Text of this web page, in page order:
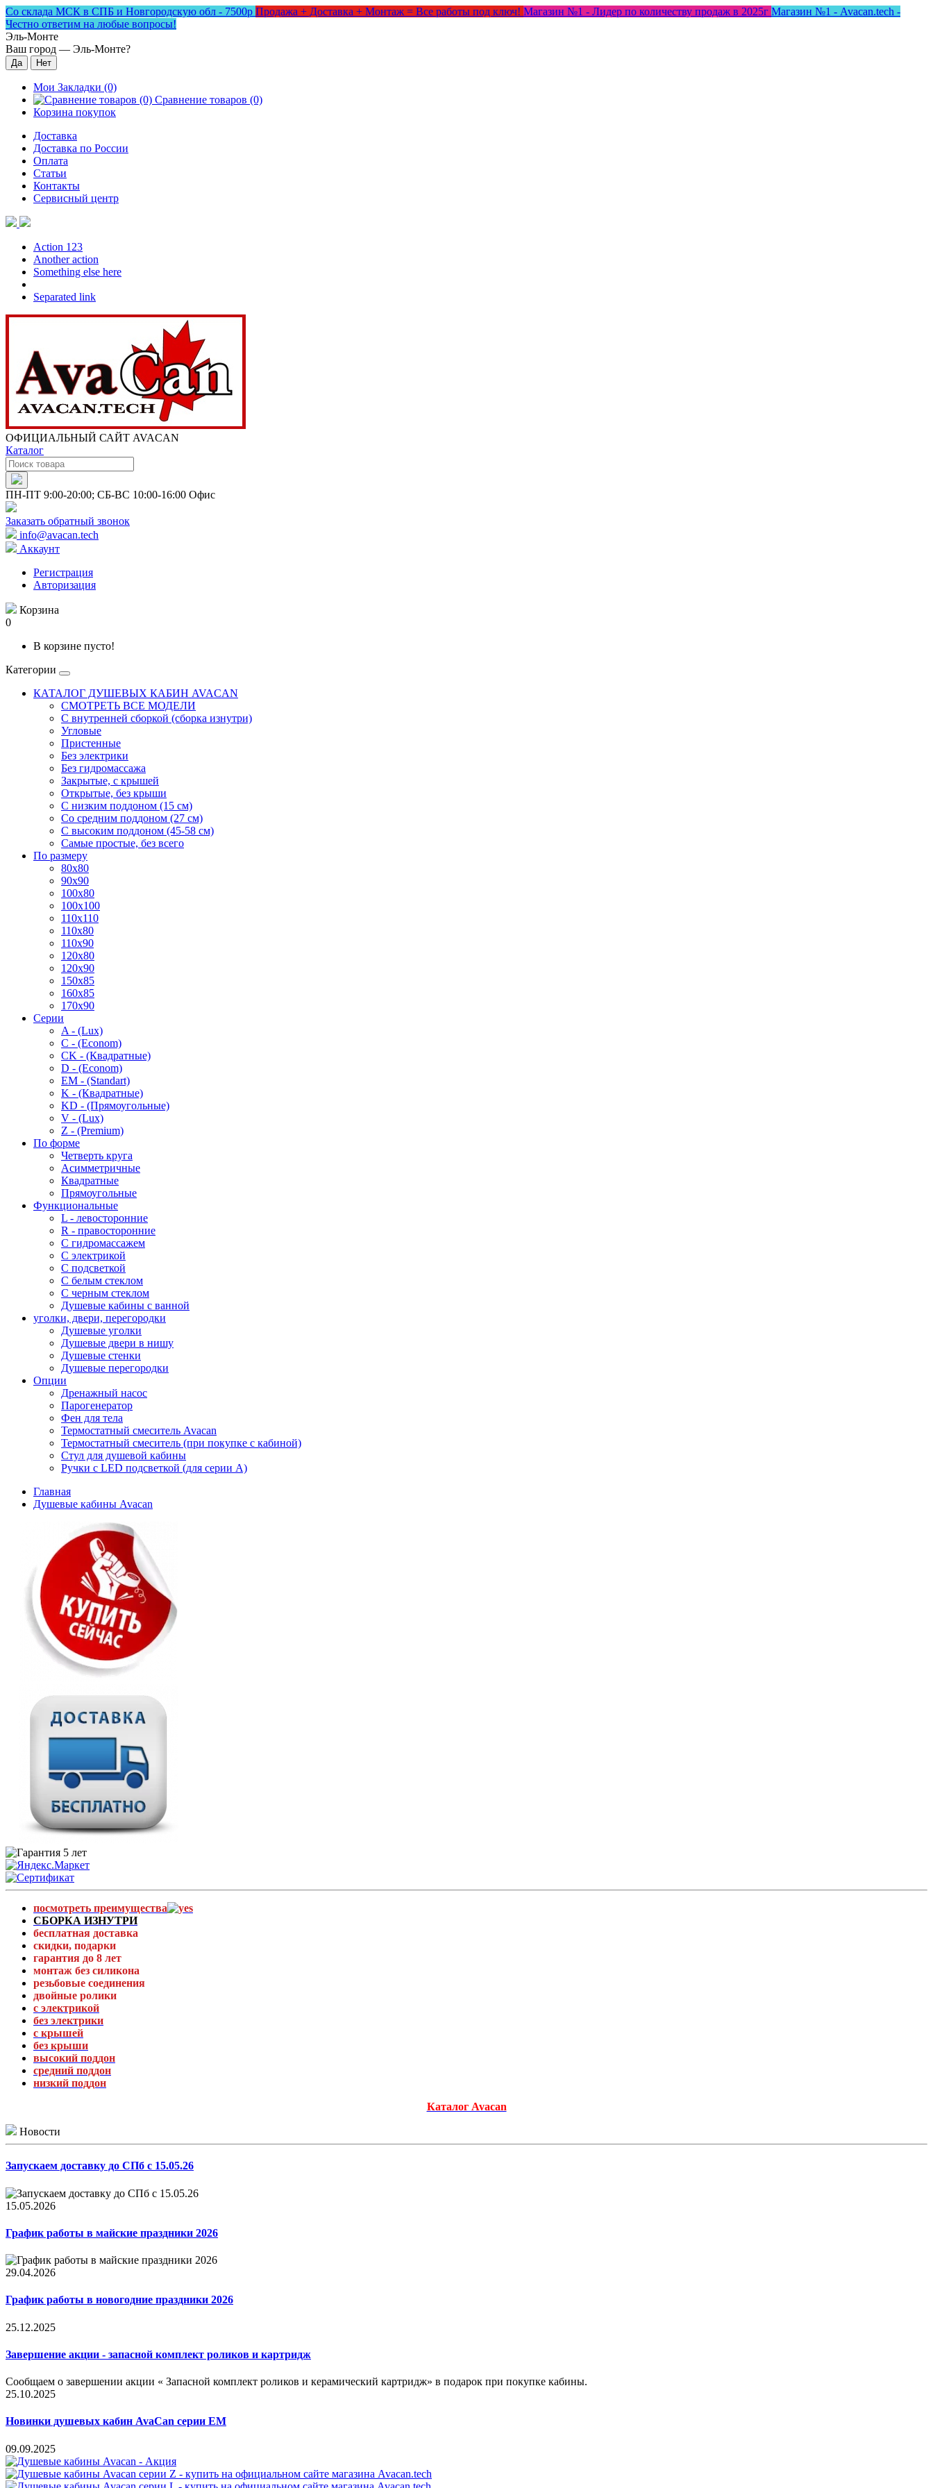
Со склада МСК в СПБ и Новгородскую обл - 7500р Продажа + Доставка + Монтаж = Все работы под ключ! Магазин №1 - Лидер по количеству продаж в 2025г Магазин №1 - Avacan.tech -
Честно ответим на любые вопросы!
Эль-Монте
Ваш город — Эль-Монте?
Мои Закладки (0)
Сравнение товаров (0)
Корзина покупок
Доставка
Доставка по России
Оплата
Статьи
Контакты
Сервисный центр
Action 123
Another action
Something else here
Separated link
ОФИЦИАЛЬНЫЙ САЙТ AVACAN
Каталог
ПН-ПТ 9:00-20:00; СБ-ВС 10:00-16:00 Офис
Заказать обратный звонок
info@avacan.tech
Аккаунт
Регистрация
Авторизация
Корзина
0
В корзине пусто!
Категории
КАТАЛОГ ДУШЕВЫХ КАБИН AVACAN
СМОТРЕТЬ ВСЕ МОДЕЛИ
С внутренней сборкой (сборка изнутри)
Угловые
Пристенные
Без электрики
Без гидромассажа
Закрытые, с крышей
Открытые, без крыши
С низким поддоном (15 см)
Со средним поддоном (27 см)
С высоким поддоном (45-58 см)
Самые простые, без всего
По размеру
80x80
90x90
100x80
100x100
110x110
110x80
110x90
120x80
120x90
150x85
160x85
170x90
Серии
A - (Lux)
C - (Econom)
CK - (Квадратные)
D - (Econom)
EM - (Standart)
K - (Квадратные)
KD - (Прямоугольные)
V - (Lux)
Z - (Premium)
По форме
Четверть круга
Асимметричные
Квадратные
Прямоугольные
Функциональные
L - левосторонние
R - правосторонние
С гидромассажем
С электрикой
С подсветкой
С белым стеклом
С черным стеклом
Душевые кабины с ванной
уголки, двери, перегородки
Душевые уголки
Душевые двери в нишу
Душевые стенки
Душевые перегородки
Опции
Дренажный насос
Парогенератор
Фен для тела
Термостатный смеситель Avacan
Термостатный смеситель (при покупке с кабиной)
Стул для душевой кабины
Ручки с LED подсветкой (для серии A)
Главная
Душевые кабины Avacan
посмотреть преимущества
СБОРКА ИЗНУТРИ
бесплатная доставка
скидки, подарки
гарантия до 8 лет
монтаж без силикона
резьбовые соединения
двойные ролики
с электрикой
без электрики
с крышей
без крыши
высокий поддон
средний поддон
низкий поддон
Каталог Avacan
Новости
Запускаем доставку до СПб с 15.05.26
15.05.2026
График работы в майские праздники 2026
29.04.2026
График работы в новогодние праздники 2026
25.12.2025
Завершение акции - запасной комплект роликов и картридж
Сообщаем о завершении акции « Запасной комплект роликов и керамический картридж» в подарок при покупке кабины.
25.10.2025
Новинки душевых кабин AvaCan серии EM
09.09.2025